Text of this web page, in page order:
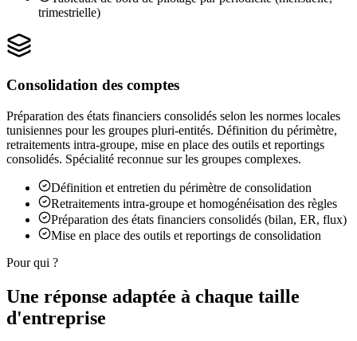
trimestrielle)
Consolidation des comptes
Préparation des états financiers consolidés selon les normes locales
tunisiennes pour les groupes pluri-entités. Définition du périmètre,
retraitements intra-groupe, mise en place des outils et reportings
consolidés. Spécialité reconnue sur les groupes complexes.
Définition et entretien du périmètre de consolidation
Retraitements intra-groupe et homogénéisation des règles
Préparation des états financiers consolidés (bilan, ER, flux)
Mise en place des outils et reportings de consolidation
Pour qui ?
Une réponse adaptée à chaque taille
d'entreprise